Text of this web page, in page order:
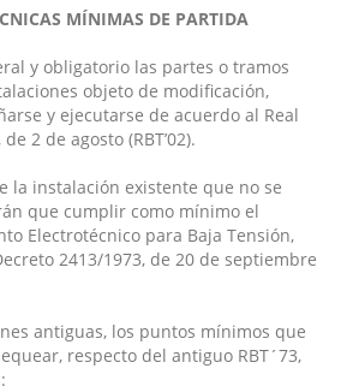
MÍNIMAS DE PARTIDA
y obligatorio las partes o tramos
objeto de modificación,
y ejecutarse de acuerdo al Real
2 de agosto (RBT’02).
la instalación existente que no se
que cumplir como mínimo el
Electrotécnico para Baja Tensión,
2413/1973, de 20 de septiembre
antiguas, los puntos mínimos que
respecto del antiguo RBT´73,